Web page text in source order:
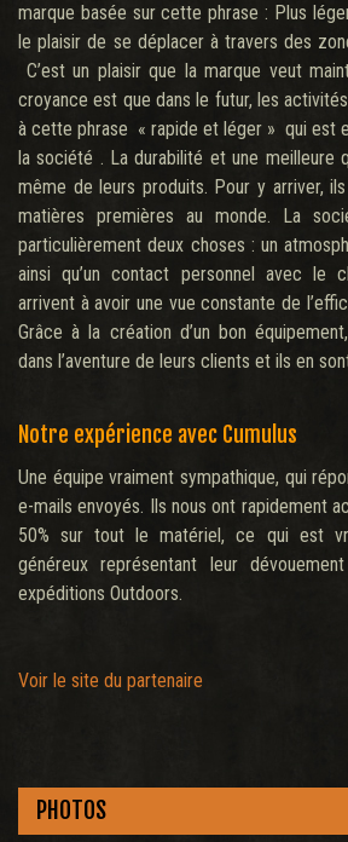
marque basée sur cette phrase : Plus
le plaisir de se déplacer à travers des
C’est un plaisir que la marque veut
croyance est que dans le futur, les
à cette phrase « rapide et léger » qui est
la société . La durabilité et une meilleure
même de leurs produits. Pour y arriver,
matières premières au monde. La
particulièrement deux choses : un
ainsi qu’un contact personnel avec le
arrivent à avoir une vue constante de
Grâce à la création d’un bon
dans l’aventure de leurs clients et ils en
Notre expérience avec Cumulus
Une équipe vraiment sympathique, qui
e-mails envoyés. Ils nous ont rapidement
50% sur tout le matériel, ce qui est
généreux représentant leur
expéditions Outdoors.
Voir le site du partenaire
PHOTOS